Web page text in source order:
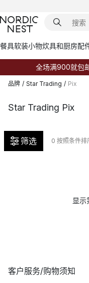
餐具软装小物炊具和厨房配
全场满900就包
品牌 / Star Trading / Pix
Star Trading Pix
筛选 0 按照条件排
显
客户服务/购物须知